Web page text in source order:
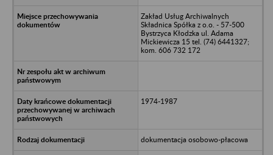
Zakład Usług Archiwalnych
Składnica Spółka z o.o. - 57-500
Bystrzyca Kłodzka ul. Adama
Mickiewicza 15 tel. (74) 6441327;
kom. 606 732 172
1974-1987
dokumentacja osobowo-płacowa